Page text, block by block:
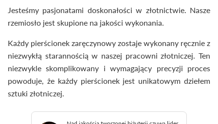
Jesteśmy pasjonatami doskonałości w złotnictwie. Nasze
rzemiosło jest skupione na jakości wykonania.
Każdy pierścionek zaręczynowy zostaje wykonany ręcznie z
niezwykłą starannością w naszej pracowni złotniczej. Ten
niezwykle skomplikowany i wymagający precyzji proces
powoduje, że każdy pierścionek jest unikatowym dziełem
sztuki złotniczej.